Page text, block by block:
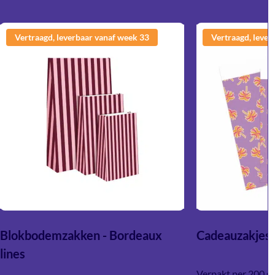
Kraamcadeaus en babyshowers – ideaal voor het feestelijk
presenteren van babyartikelen
Bruiloften en jubilea – voor cadeaus of giveaways
Zakelijke geschenken – zoals relatiegeschenken,
kerstpakketten of promotionele producten
Daarnaast zijn cadeautassen ook perfect voor spontane
momenten waarop je snel een cadeau wilt geven zonder
uitgebreid in te pakken. Door eventueel vloeipapier, een lint
of een kaartje toe te voegen, maak je de verpakking extra
Vertraagd, leverbaar vanaf week 33
Blokbodemzakken - Bordeaux
lines
Vertraagd,
Cadeauzakjes